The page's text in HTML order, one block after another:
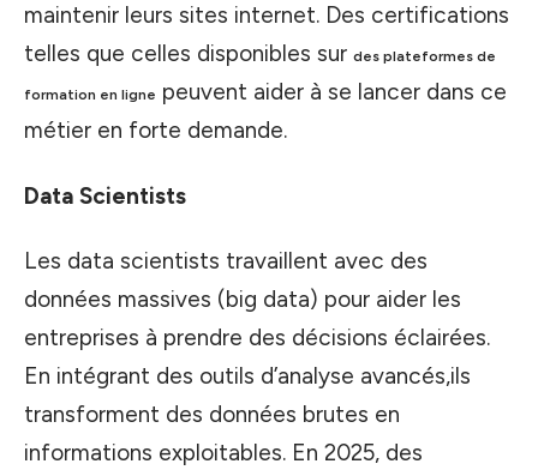
maintenir leurs sites internet. Des certifications
telles que celles disponibles sur des plateformes de
formation en ligne peuvent aider à se lancer dans ce
métier en forte demande.
Data Scientists
Les data scientists travaillent avec des
données massives (big data) pour aider les
entreprises à prendre des décisions éclairées.
En intégrant des outils d’analyse avancés,ils
transforment des données brutes en
informations exploitables. En 2025, des